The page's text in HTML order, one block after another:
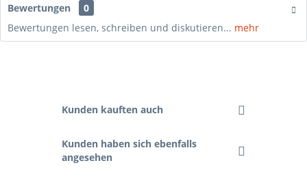
Bewertungen
0
Bewertungen lesen, schreiben und diskutieren... mehr
Kunden kauften auch
Kunden haben sich ebenfalls
angesehen